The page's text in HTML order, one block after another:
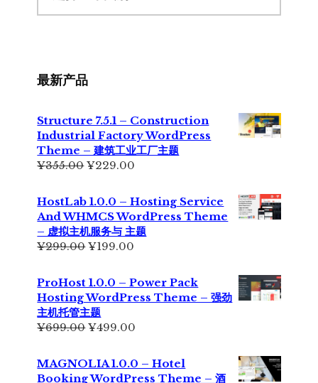
最新产品
Structure 7.5.1 – Construction
Industrial Factory WordPress
Theme – 建筑工业工厂主题
¥355.00原
为：
¥355.00。
¥229.00
格
为：
¥229.00。
HostLab 1.0.0 – Hosting Service
And WHMCS WordPress Theme
– 虚拟主机服务与 主题
¥299.00原
为：
¥299.00。
¥199.00
格
为：
ProHost 1.0.0 – Power Pack
Hosting WordPress Theme – 强劲
主机托管主题
¥699.00原
¥699.00。
¥499.00
格
MAGNOLIA 1.0.0 – Hotel
Booking WordPress Theme – 酒